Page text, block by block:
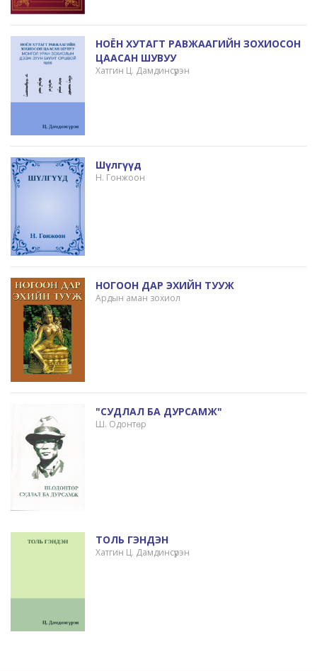
НОЁН ХУТАГТ РАВЖААГИЙН ЗОХИОСОН
ЦААСАН ШУВУУ
Хатгин Ц. Дамдинсүрэн
Шүлгүүд
Н. Гонжоон
НОГООН ДАР ЭХИЙН ТУУЖ
Ардын аман зохиол
"СУДЛАЛ БА ДУРСАМЖ"
Ш. Одонтөр
ТОЛЬ ГЭНДЭН
Хатгин Ц. Дамдинсүрэн